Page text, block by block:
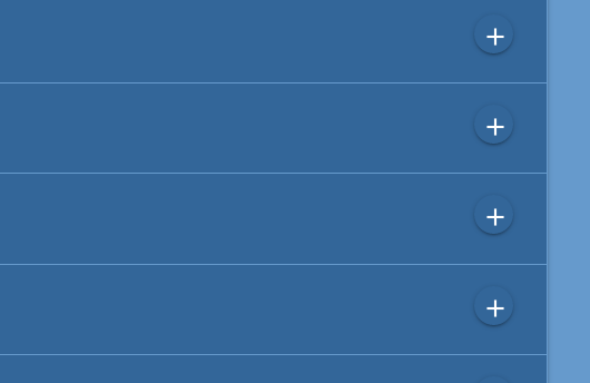
add
add
add
add